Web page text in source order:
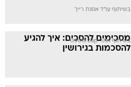
בשיתוף עו"ד אסנת רייך
מסכימים להסכים: איך להגיע
להסכמות בגירושין
בשיתוף אתר zap משפטי